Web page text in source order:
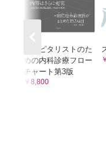
ホスピタリストのた
めの内科診療フロー
チャート第3版
￥8,800